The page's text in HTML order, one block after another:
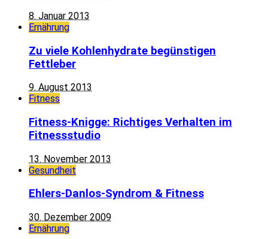
8. Januar 2013
Ernährung
Zu viele Kohlenhydrate begünstigen
Fettleber
9. August 2013
Fitness
Fitness-Knigge: Richtiges Verhalten im
Fitnessstudio
13. November 2013
Gesundheit
Ehlers-Danlos-Syndrom & Fitness
30. Dezember 2009
Ernährung